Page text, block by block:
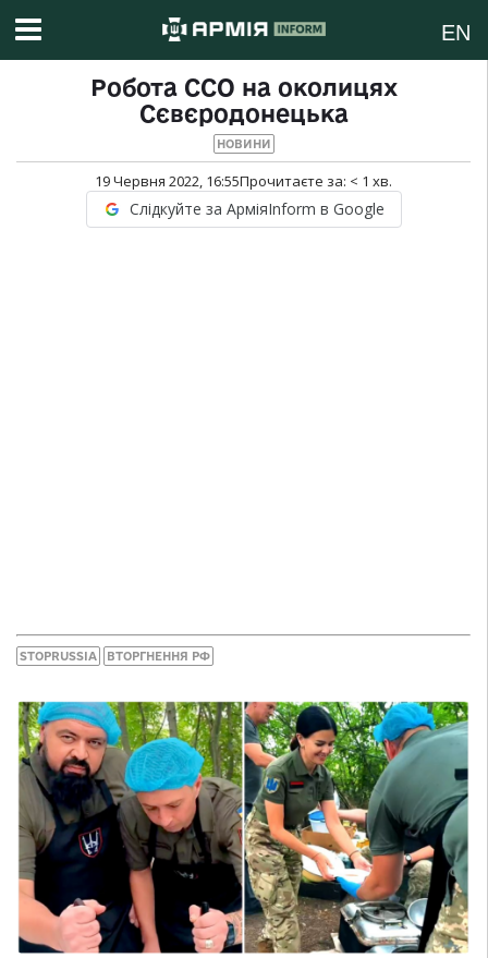
EN
Робота ССО на околицях
Сєвєродонецька
НОВИНИ
19 Червня 2022, 16:55Прочитаєте за: < 1 хв.
Слідкуйте за АрміяInform в Google
STOPRUSSIA ВТОРГНЕННЯ РФ